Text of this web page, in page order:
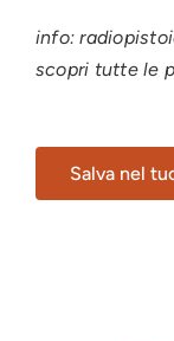
info:
scopri tutte le
Salva nel